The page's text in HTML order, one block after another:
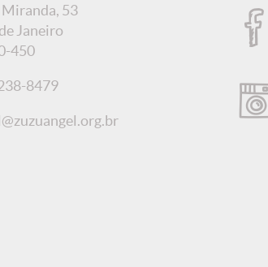
Miranda, 53
Janeiro
450
8479